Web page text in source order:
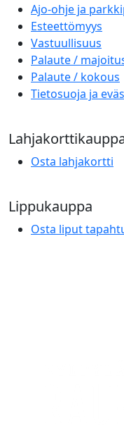
Ajo-ohje ja
Esteettömyys
Vastuullisuus
Palaute /
Palaute / kokous
Tietosuoja ja
Osta lahjakortti
Lippukauppa
Osta liput